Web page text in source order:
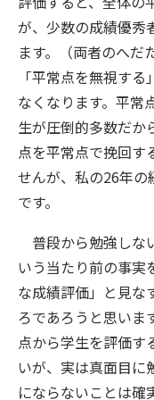
が、少数の成績優秀
ます。（両者のへだ
「平常点を無視す
なくなります。平常
生が圧倒的多数だか
点を平常点で挽回す
せんが、私の26年の
です。
普段から勉強しな
いう当たり前の事実
な成績評価」と見な
ろであろうと思いま
点から学生を評価す
いが、実は真面目に
にならないことは